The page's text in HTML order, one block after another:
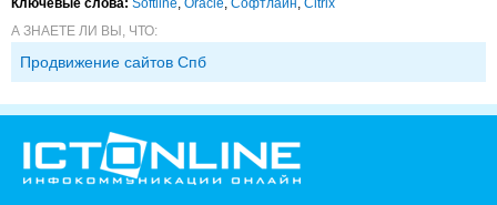
А ЗНАЕТЕ ЛИ ВЫ, ЧТО:
Продвижение сайтов Спб